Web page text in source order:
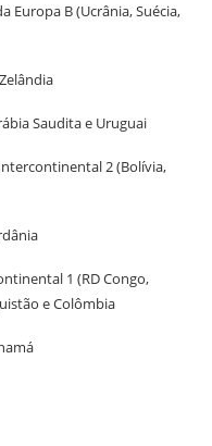
Europa B (Ucrânia, Suécia,
Saudita e Uruguai
2 (Bolívia,
1 (RD Congo,
e Colômbia